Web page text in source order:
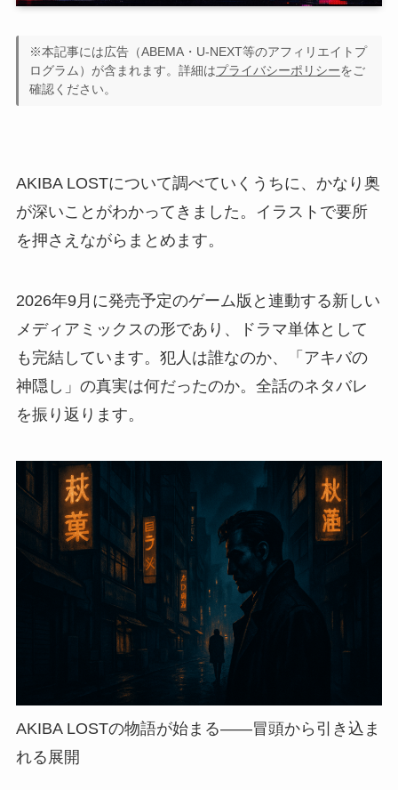
※本記事には広告（ABEMA・U-NEXT等のアフィリエイトプ
ログラム）が含まれます。詳細はプライバシーポリシーをご
確認ください。
AKIBA LOSTについて調べていくうちに、かなり奥
が深いことがわかってきました。イラストで要所
を押さえながらまとめます。
2026年9月に発売予定のゲーム版と連動する新しい
メディアミックスの形であり、ドラマ単体として
も完結しています。犯人は誰なのか、「アキバの
神隠し」の真実は何だったのか。全話のネタバレ
を振り返ります。
AKIBA LOSTの物語が始まる——冒頭から引き込ま
れる展開